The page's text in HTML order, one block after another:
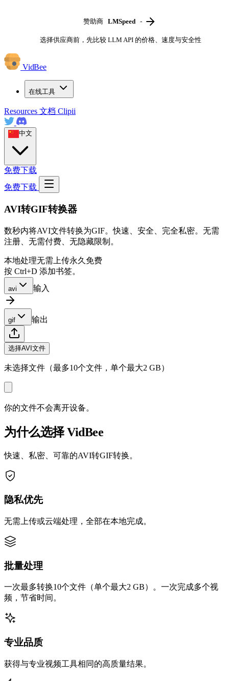
赞助商 LMSpeed -
选择供应商前，先比较 LLM API 的价格、速度与安全性
VidBee
在线工具
Resources 文档 Clipii
中文
免费下载
免费下载
AVI转GIF转换器
数秒内将AVI文件转换为GIF。快速、安全、完全私密。无需
注册、无需付费、无隐藏限制。
本地处理无需上传永久免费
按 Ctrl+D 添加书签。
avi 输入
gif 输出
选择AVI文件
未选择文件（最多10个文件，单个最大2 GB）
你的文件不会离开设备。
为什么选择 VidBee
快速、私密、可靠的AVI转GIF转换。
隐私优先
无需上传或云端处理，全部在本地完成。
批量处理
一次最多转换10个文件（单个最大2 GB）。一次完成多个视
频，节省时间。
专业品质
获得与专业视频工具相同的高质量结果。